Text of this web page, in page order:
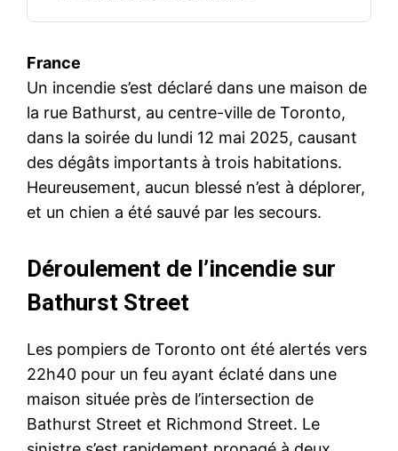
France
Un incendie s’est déclaré dans une maison de
la rue Bathurst, au centre-ville de Toronto,
dans la soirée du lundi 12 mai 2025, causant
des dégâts importants à trois habitations.
Heureusement, aucun blessé n’est à déplorer,
et un chien a été sauvé par les secours.
Déroulement de l’incendie sur
Bathurst Street
Les pompiers de Toronto ont été alertés vers
22h40 pour un feu ayant éclaté dans une
maison située près de l’intersection de
Bathurst Street et Richmond Street. Le